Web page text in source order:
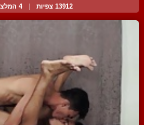
13912 צפיות 4 המלצות